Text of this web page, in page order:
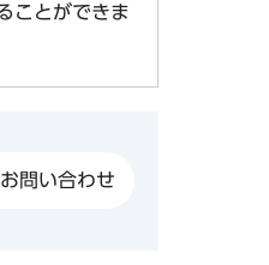
ことができま
問い合わせ